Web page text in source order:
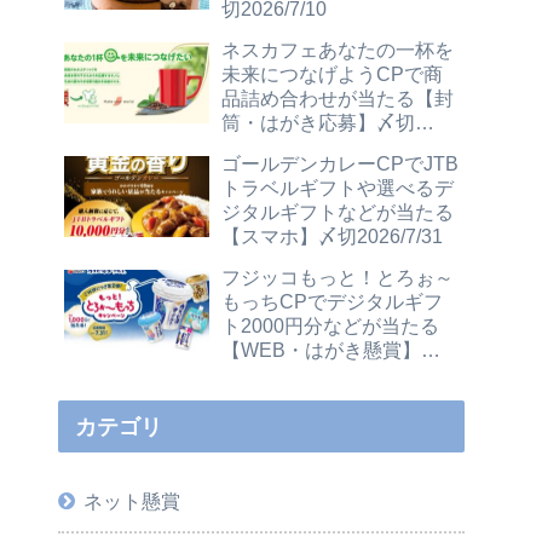
切2026/7/10
ネスカフェあなたの一杯を
未来につなげようCPで商
品詰め合わせが当たる【封
筒・はがき応募】〆切
ゴールデンカレーCPでJTB
トラベルギフトや選べるデ
ジタルギフトなどが当たる
【スマホ】〆切2026/7/31
フジッコもっと！とろぉ～
もっちCPでデジタルギフ
ト2000円分などが当たる
【WEB・はがき懸賞】〆
カテゴリ
ネット懸賞